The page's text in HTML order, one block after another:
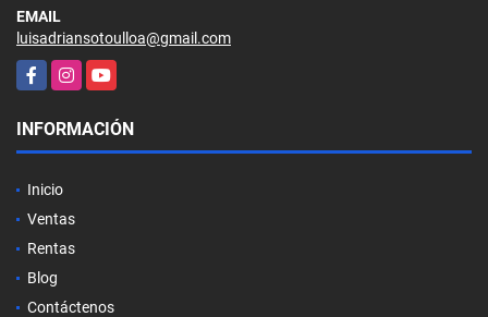
EMAIL
luisadriansotoulloa@gmail.com
FacebookInstagramYouTube
INFORMACIÓN
Inicio
Ventas
Rentas
Blog
Contáctenos